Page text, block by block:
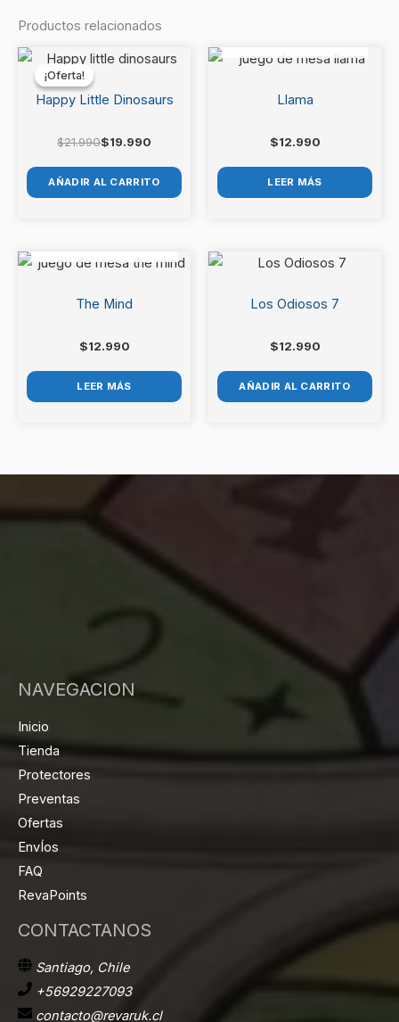
Sé el primero en valorar “Marvel
Champions – Hercules”
Debesaccederpara publicar una valoración.
Productos relacionados
¡Oferta!
¡Oferta!
Happy Little Dinosaurs
$21.990
El
era:
$19.990
El
es:
AÑADIR AL CARRITO
Llama
$12.990
LEER MÁS
The Mind
$12.990
LEER MÁS
Los Odiosos 7
$12.990
AÑADIR AL CARRITO
NAVEGACION
Inicio
Tienda
Protectores
Preventas
Ofertas
EnvÍos
FAQ
RevaPoints
CONTACTANOS
Santiago, Chile
+56929227093
contacto@revaruk.cl